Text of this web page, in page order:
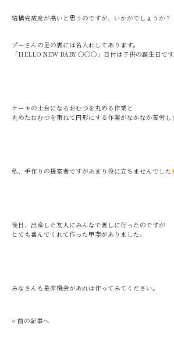
結構完成度が高いと思うのですが、いかがでしょうか？
プーさんの足の裏には名入れしてあります。
「HELLO NEW BABY 〇〇〇」日付は子供の誕生日です
ケーキの土台になるおむつを丸める作業と
丸めたおむつを束ねて円形にする作業がなかなか苦労し
私、手作りの提案者ですがあまり役に立ちませんでした
後日、出産した友人にみんなで渡しに行ったのですが
とても喜んでくれて作った甲斐がありました。
みなさんも是非機会があれば作ってみてください。
« 前の記事へ